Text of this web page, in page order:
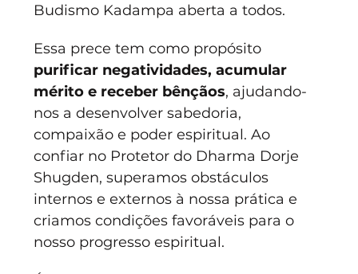
Budismo Kadampa aberta a todos.
Essa prece tem como propósito
purificar negatividades, acumular
mérito e receber bênçãos, ajudando-
nos a desenvolver sabedoria,
compaixão e poder espiritual. Ao
confiar no Protetor do Dharma Dorje
Shugden, superamos obstáculos
internos e externos à nossa prática e
criamos condições favoráveis para o
nosso progresso espiritual.